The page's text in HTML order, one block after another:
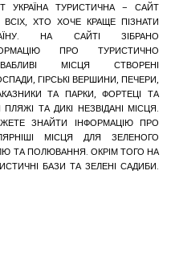
УКРАЇНА ТУРИСТИЧНА – САЙТ
ВСІХ, ХТО ХОЧЕ КРАЩЕ ПІЗНАТИ
НА САЙТІ ЗІБРАНО
ПРО ТУРИСТИЧНО
МІСЦЯ СТВОРЕНІ
ГІРСЬКІ ВЕРШИНИ, ПЕЧЕРИ,
ТА ПАРКИ, ФОРТЕЦІ ТА
ТА ДИКІ НЕЗВІДАНІ МІСЦЯ.
ЗНАЙТИ ІНФОРМАЦІЮ ПРО
МІСЦЯ ДЛЯ ЗЕЛЕНОГО
ТА ПОЛЮВАННЯ. ОКРІМ ТОГО НА
БАЗИ ТА ЗЕЛЕНІ САДИБИ.